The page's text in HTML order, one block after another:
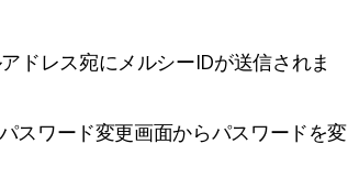
ドレス宛にメルシーIDが送信されま
スワード変更画面からパスワードを変